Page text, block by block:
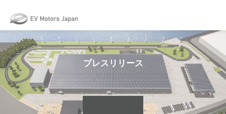
プレスリリース
seriously. Please see our privacy policy for details and any questions.